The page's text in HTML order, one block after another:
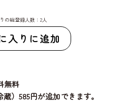
の総登録人数：2人
入りに追加
無料
）585円が追加できます。